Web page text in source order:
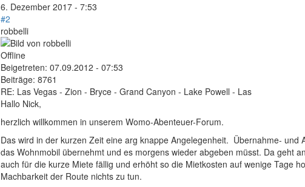
6. Dezember 2017 - 7:53
#2
robbelli
Offline
Beigetreten: 07.09.2012 - 07:53
Beiträge: 8761
RE: Las Vegas - Zion - Bryce - Grand Canyon - Lake Powell - Las
Hallo Nick,
herzlich willkommen in unserem Womo-Abenteuer-Forum.
Das wird in der kurzen Zeit eine arg knappe Angelegenheit. Übernahme-
das Wohnmobil übernehmt und es morgens wieder abgeben müsst. Da geht
auch für die kurze Miete fällig und erhöht so die Mietkosten auf wenige Tage
Machbarkeit der Route nichts zu tun.